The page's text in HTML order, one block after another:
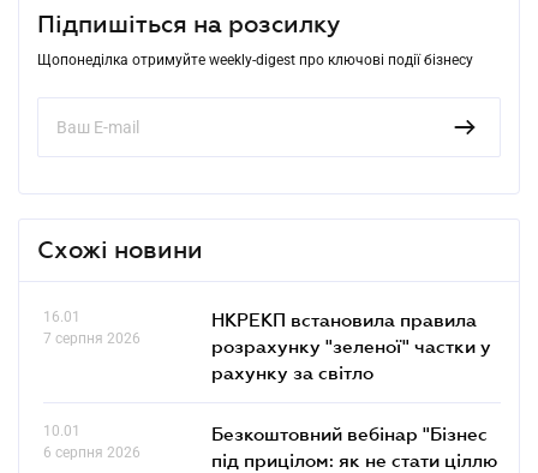
Підпишіться на розсилку
Щопонеділка отримуйте weekly-digest про ключові події бізнесу
Схожі новини
16.01
7 серпня 2026
НКРЕКП встановила правила
розрахунку "зеленої" частки у
рахунку за світло
10.01
6 серпня 2026
Безкоштовний вебінар "Бізнес
під прицілом: як не стати ціллю